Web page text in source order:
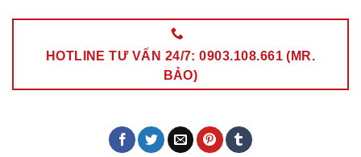
HOTLINE TƯ VẤN 24/7: 0903.108.661 (MR.
BẢO)